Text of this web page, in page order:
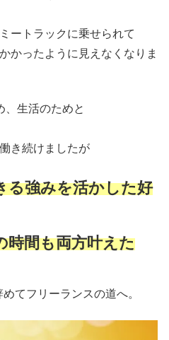
ートラックに乗せられて
かったように見えなくなりま
、生活のためと
き続けましたが
る強みを活かした好
時間も両方叶えた
てフリーランスの道へ。